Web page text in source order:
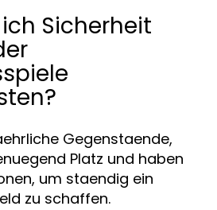
Sicherheit
Gegenstaende,
Platz und haben
um staendig ein
zu schaffen.